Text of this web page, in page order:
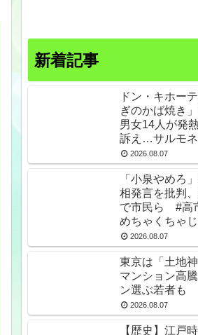
新着記事
ドン・キホー
ぎのかば焼き
男女14人が発
訴え…サルモ
出2026.08.07
「小泉やめろ
相発言を批判
で市民ら #高
めちゃくちゃ
スdeプロテスト
2026.08.07
東京は「土地
マンション高
ン選ぶ若者も
2026.08.07
【歴史】江戸